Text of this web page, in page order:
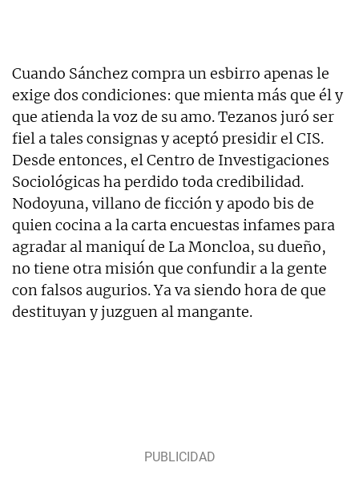
Cuando Sánchez compra un esbirro apenas le
exige dos condiciones: que mienta más que él y
que atienda la voz de su amo. Tezanos juró ser
fiel a tales consignas y aceptó presidir el CIS.
Desde entonces, el Centro de Investigaciones
Sociológicas ha perdido toda credibilidad.
Nodoyuna, villano de ficción y apodo bis de
quien cocina a la carta encuestas infames para
agradar al maniquí de La Moncloa, su dueño,
no tiene otra misión que confundir a la gente
con falsos augurios. Ya va siendo hora de que
destituyan y juzguen al mangante.